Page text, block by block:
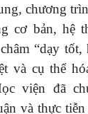
chương
cơ bản, hệ
“dạy
và cụ thể
viện đã
và thực